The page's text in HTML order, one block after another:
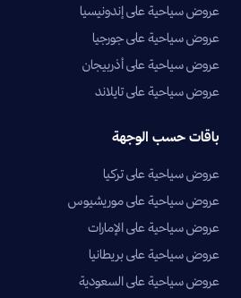
عروض سياحية على إندونيسيا
عروض سياحية على جورجيا
عروض سياحية على أذربيجان
عروض سياحية على تايلاند
باقات حسب الوجهة
عروض سياحية على تركيا
عروض سياحية على موريشيوس
عروض سياحية على الإمارات
عروض سياحية على بريطانيا
عروض سياحية على السعودية